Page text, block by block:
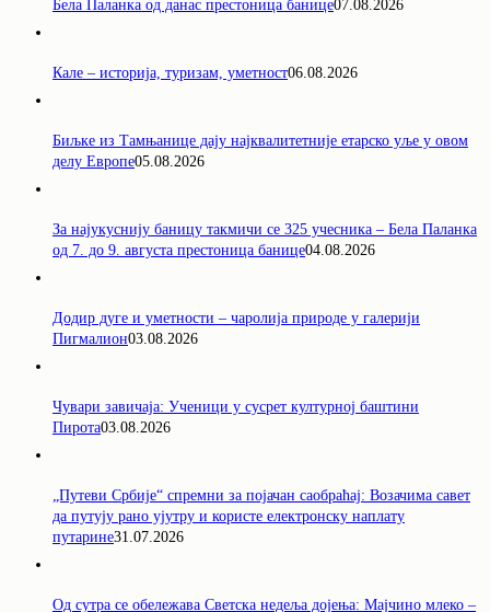
Бела Паланка од данас престоница банице07.08.2026
Кале – историја, туризам, уметност06.08.2026
Биљке из Тамњанице дају најквалитетније етарско уље у овом
делу Европе05.08.2026
За најукуснију баницу такмичи се 325 учесника – Бела Паланка
од 7. до 9. августа престоница банице04.08.2026
Додир дуге и уметности – чаролија природе у галерији
Пигмалион03.08.2026
Чувари завичаја: Ученици у сусрет културној баштини
Пирота03.08.2026
„Путеви Србије“ спремни за појачан саобраћај: Возачима савет
да путују рано ујутру и користе електронску наплату
путарине31.07.2026
Од сутра се обележава Светска недеља дојења: Мајчино млеко –